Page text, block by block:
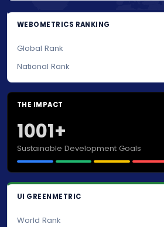
WEBOMETRICS RANKING
Global Rank
National Rank
THE IMPACT
1001+
Sustainable Development Goals
UI GREENMETRIC
World Rank